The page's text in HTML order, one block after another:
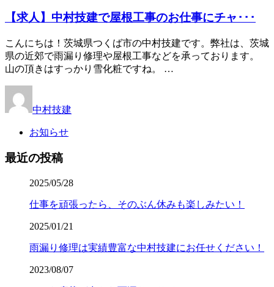
【求人】中村技建で屋根工事のお仕事にチャ･･･
こんにちは！茨城県つくば市の中村技建です。弊社は、茨城
県の近郊で雨漏り修理や屋根工事などを承っております。
山の頂きはすっかり雪化粧ですね。 …
中村技建
お知らせ
最近の投稿
2025/05/28
仕事を頑張ったら、そのぶん休みも楽しみたい！
2025/01/21
雨漏り修理は実績豊富な中村技建にお任せください！
2023/08/07